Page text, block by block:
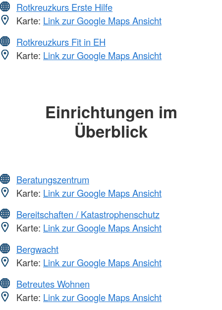
Rotkreuzkurs Erste Hilfe
Karte: Link zur Google Maps Ansicht
Rotkreuzkurs Fit in EH
Karte: Link zur Google Maps Ansicht
Einrichtungen im
Überblick
Beratungszentrum
Karte: Link zur Google Maps Ansicht
Bereitschaften / Katastrophenschutz
Karte: Link zur Google Maps Ansicht
Bergwacht
Karte: Link zur Google Maps Ansicht
Betreutes Wohnen
Karte: Link zur Google Maps Ansicht